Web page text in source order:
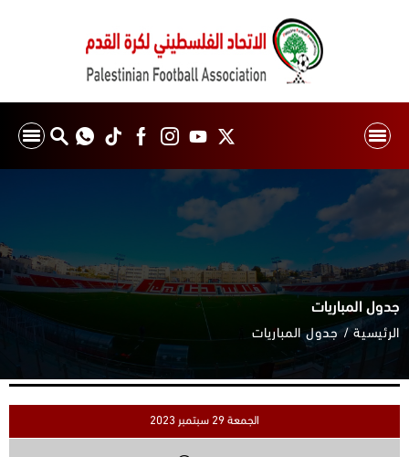
جدول المباريات
الرئيسية جدول المباريات
الجمعة 29 سبتمبر 2023